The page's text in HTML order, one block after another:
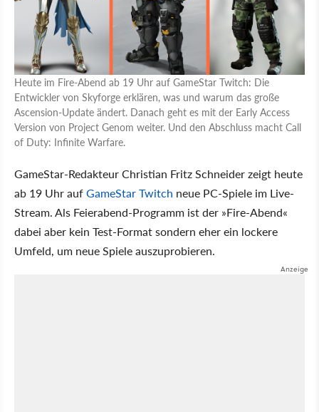
Heute im Fire-Abend ab 19 Uhr auf GameStar Twitch: Die
Entwickler von Skyforge erklären, was und warum das große
Ascension-Update ändert. Danach geht es mit der Early Access
Version von Project Genom weiter. Und den Abschluss macht Call
of Duty: Infinite Warfare.
GameStar-Redakteur Christian Fritz Schneider zeigt heute
ab 19 Uhr aufGameStar Twitch neue PC-Spiele im Live-
Stream. Als Feierabend-Programm ist der »Fire-Abend«
dabei aber kein Test-Format sondern eher ein lockere
Umfeld, um neue Spiele auszuprobieren.